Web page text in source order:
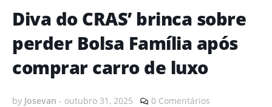
Diva do CRAS’ brinca sobre
perder Bolsa Família após
comprar carro de luxo
by Josevan - outubro 31, 2025 0 Comentários